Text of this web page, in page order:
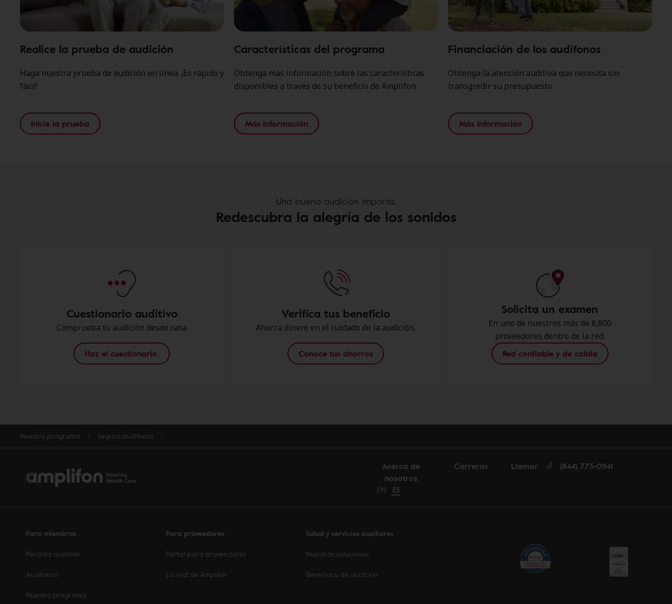
Realice la prueba de audición
Haga nuestra prueba de audición en línea. ¡Es rápido y
fácil!
Inicie la prueba
Características del programa
Obtenga más información sobre las características
disponibles a través de su beneficio de Amplifon.
Más información
Financiación de los audífonos
Obtenga la atención auditiva que necesita sin
transgredir su presupuesto.
Más información
Una buena audición importa.
Redescubra la alegría de los sonidos
Cuestionario auditivo
Comprueba tu audición desde casa
Haz el cuestionario.
Verifica tus beneficio
Ahorra dinero en el cuidado de la audición.
Conoce tus ahorros
Solicita un examen
En uno de nuestros más de 8,800
proveedores dentro de la red.
Red confiable y de calida
Nuestro programa Seguro audífonos
Acerca de
nosotros
Carreras Llamar (844) 773-0941
Change language to English
EN Cambiar idioma a español
ES
Para miembros
Pérdida auditiva
Audífonos
Nuestro programa
Para proveedores
Portal para proveedores
La red de Amplifon
Salud y servicios auxiliares
Nuestras soluciones
Beneficios de audición